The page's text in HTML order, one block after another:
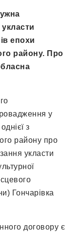
епохи
району. Про
у
з
району про
укласти
Гончарівка
договору є